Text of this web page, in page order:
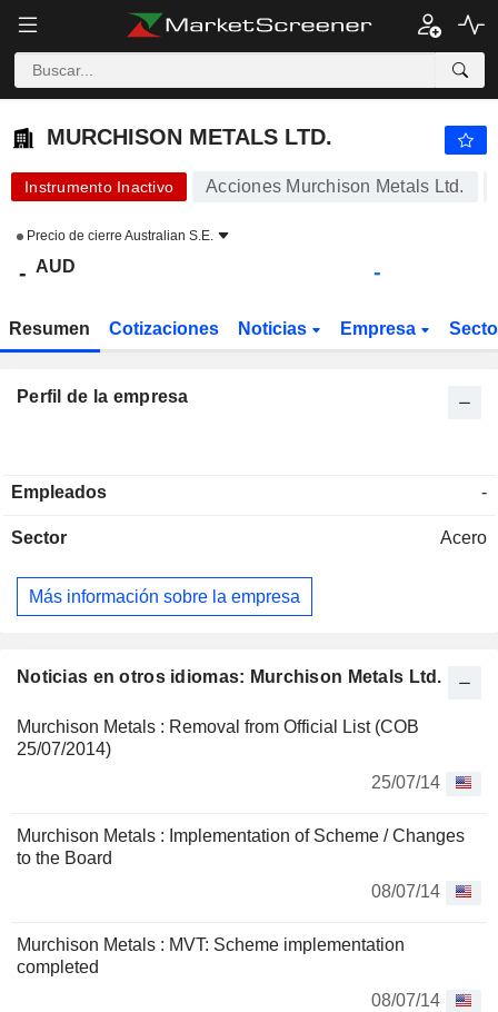
MURCHISON METALS LTD.
MURCHISON METALS LTD.
Instrumento Inactivo Acciones Murchison Metals Ltd.
Precio de cierre Australian S.E.
- AUD -
Resumen Cotizaciones Noticias Empresa
Noticias en otros idiomas: Murchison Metals Ltd.
Murchison Metals : Removal from Official List (COB
25/07/2014)
25/07/14
Murchison Metals : Implementation of Scheme / Changes
to the Board
08/07/14
Murchison Metals : MVT: Scheme implementation
completed
08/07/14
Perfil de la empresa
Empleados -
Sector Acero
Más información sobre la empresa